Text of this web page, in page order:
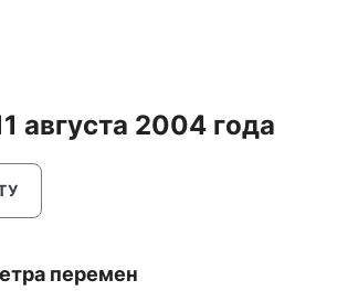
августа 2004 года
перемен